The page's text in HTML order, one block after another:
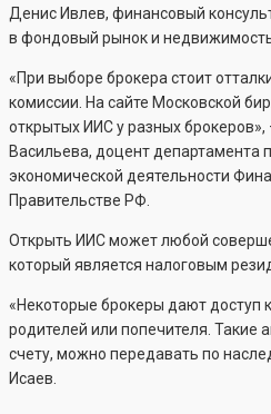
Денис Ивлев, финансовый
в фондовый рынок и
«При выборе брокера стоит
комиссии. На сайте Московской
открытых ИИС у разных брокеров»,
Васильева, доцент департамента
экономической деятельности
Правительстве РФ.
Открыть ИИС может любой
который является налоговым
«Некоторые брокеры дают доступ
родителей или попечителя. Такие
счету, можно передавать по
Исаев.